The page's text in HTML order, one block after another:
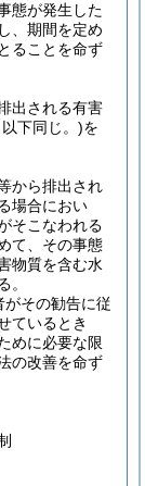
態が発生した
、期間を定め
ることを命ず
出される有害
下同じ。)を
から排出され
場合におい
そこなわれる
て、その事態
物質を含む水
。
その勧告に従
ているとき
めに必要な限
の改善を命ず